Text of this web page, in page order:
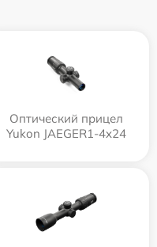
Оптический прицел
Yukon JAEGER1-4x24